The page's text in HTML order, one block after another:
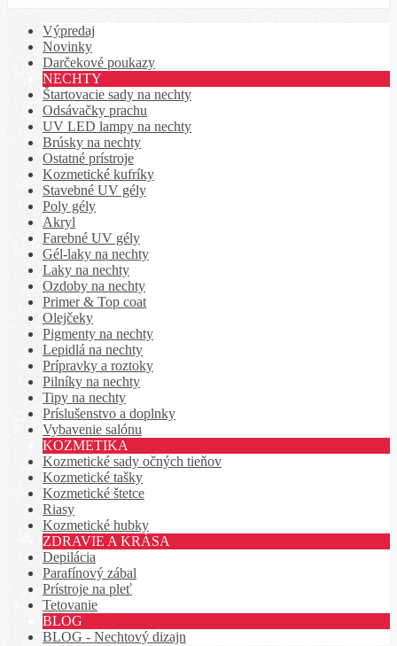
Výpredaj
Novinky
Darčekové poukazy
NECHTY
Štartovacie sady na nechty
Odsávačky prachu
UV LED lampy na nechty
Brúsky na nechty
Ostatné prístroje
Kozmetické kufríky
Stavebné UV gély
Poly gély
Akryl
Farebné UV gély
Gél-laky na nechty
Laky na nechty
Ozdoby na nechty
Primer & Top coat
Olejčeky
Pigmenty na nechty
Lepidlá na nechty
Prípravky a roztoky
Pilníky na nechty
Tipy na nechty
Príslušenstvo a doplnky
Vybavenie salónu
KOZMETIKA
Kozmetické sady očných tieňov
Kozmetické tašky
Kozmetické štetce
Riasy
Kozmetické hubky
ZDRAVIE A KRÁSA
Depilácia
Parafínový zábal
Prístroje na pleť
Tetovanie
BLOG
BLOG - Nechtový dizajn